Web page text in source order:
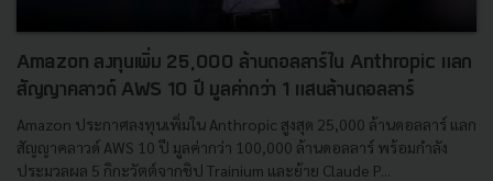
Amazon ลงทุนเพิ่ม 25,000 ล้านดอลลาร์ใน Anthropic แลก
สัญญาคลาวด์ AWS 10 ปี มูลค่ากว่า 1 แสนล้านดอลลาร์
Amazon ประกาศลงทุนเพิ่มใน Anthropic สูงสุด 25,000 ล้านดอลลาร์ แลก
สัญญาคลาวด์ AWS 10 ปี มูลค่ากว่า 100,000 ล้านดอลลาร์ พร้อมกำลัง
ประมวลผล 5 กิกะวัตต์จากชิป Trainium และย้าย Claude P...